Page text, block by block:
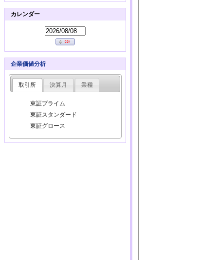
カレンダー
企業価値分析
取引所 決算月 業種
東証プライム
東証スタンダード
東証グロース